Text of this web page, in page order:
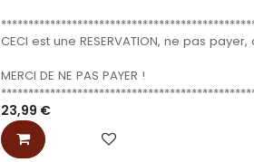
CECI est une RESERVATION, ne pas
MERCI DE NE PAS PAYER !
23,99 €